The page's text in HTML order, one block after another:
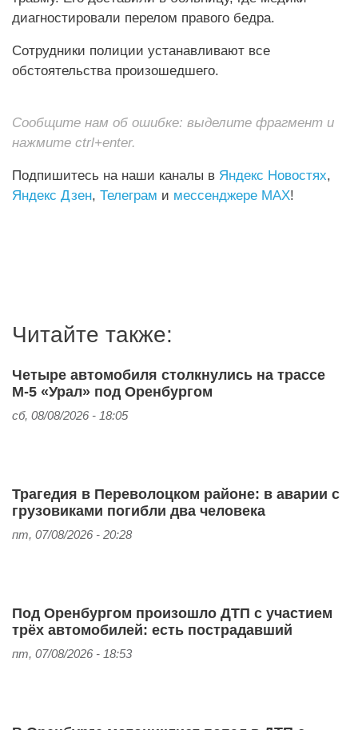
диагностировали перелом правого бедра.
Сотрудники полиции устанавливают все
обстоятельства произошедшего.
Сообщите нам об ошибке: выделите фрагмент и
нажмите ctrl+enter.
Подпишитесь на наши каналы в Яндекс Новостях,
Яндекс Дзен, Телеграм и мессенджере MAX!
Читайте также:
Четыре автомобиля столкнулись на трассе
М-5 «Урал» под Оренбургом
сб, 08/08/2026 - 18:05
Трагедия в Переволоцком районе: в аварии с
грузовиками погибли два человека
пт, 07/08/2026 - 20:28
Под Оренбургом произошло ДТП с участием
трёх автомобилей: есть пострадавший
пт, 07/08/2026 - 18:53